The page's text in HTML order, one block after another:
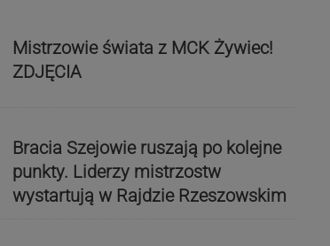
Mistrzowie świata z MCK Żywiec!
ZDJĘCIA
Bracia Szejowie ruszają po kolejne
punkty. Liderzy mistrzostw
wystartują w Rajdzie Rzeszowskim